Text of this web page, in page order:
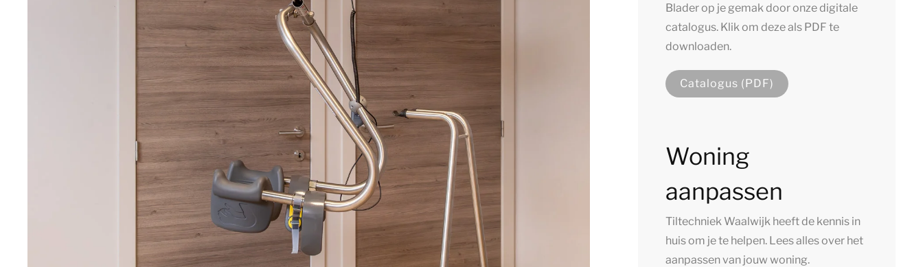
Blader op je gemak door onze digitale
catalogus. Klik om deze als PDF te
downloaden.
Catalogus (PDF)
Woning
aanpassen
Tiltechniek Waalwijk heeft de kennis in
huis om je te helpen. Lees alles over het
aanpassen van jouw woning.